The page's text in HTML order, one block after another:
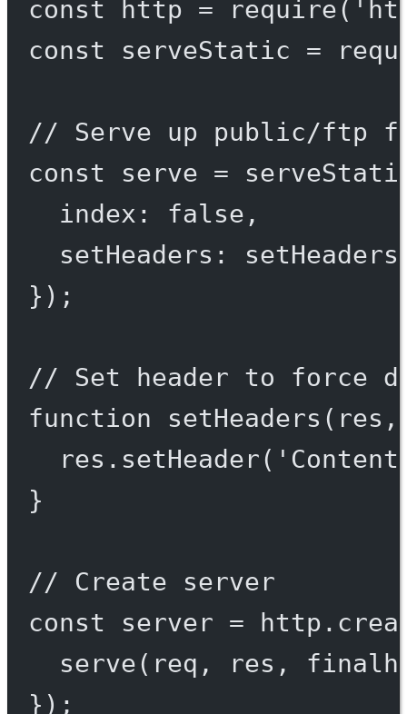
const http = require(
const
serveStatic =
// Serve up public/ftp
const
serve =
index: false ,
setHeaders:
});
// Set header to force
function
setHeaders ( res
res. setHeader(
}
// Create server
const
server = http.
serve(req, res,
});